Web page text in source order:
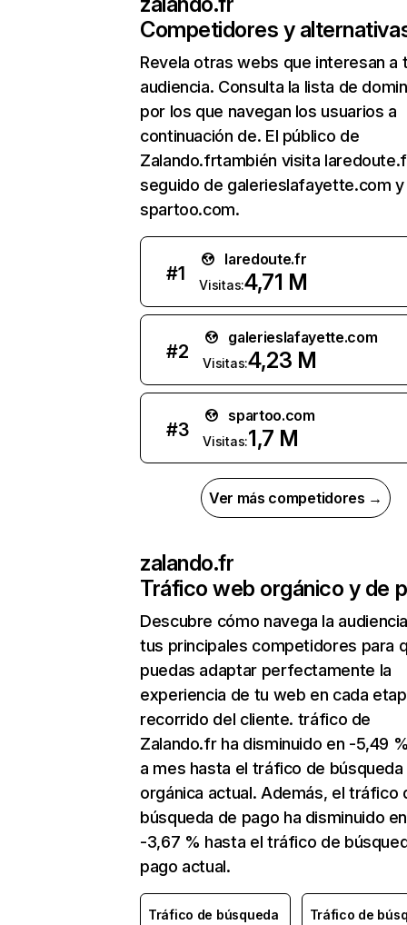
Competidores y
Revela otras webs que interesan a
audiencia. Consulta la lista de
por los que navegan los usuarios a
continuación de. El público de
Zalando.frtambién visita
seguido de galerieslafayette.com y
spartoo.com.
#1
laredoute.fr
Visitas:4,71 M
#2
galerieslafayette.com
Visitas:4,23 M
#3
spartoo.com
Visitas:1,7 M
Ver más competidores →
zalando.fr
Tráfico web orgánico y de
Descubre cómo navega la
tus principales competidores para
puedas adaptar perfectamente la
experiencia de tu web en cada
recorrido del cliente. tráfico de
Zalando.fr ha disminuido en -5,49
a mes hasta el tráfico de búsqueda
orgánica actual. Además, el tráfico
búsqueda de pago ha disminuido en
-3,67 % hasta el tráfico de
pago actual.
Tráfico de búsqueda
Tráfico de